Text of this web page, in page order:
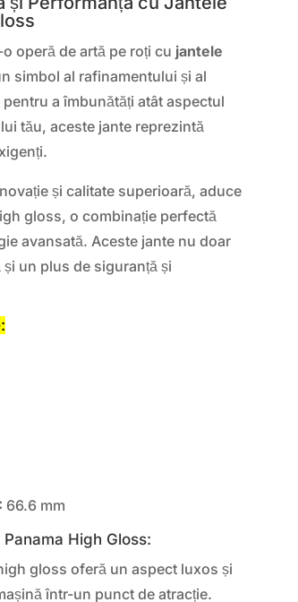
operă de artă pe roți cu jantele
simbol al rafinamentului și al
a îmbunătăți atât aspectul
tău, aceste jante reprezintă
și calitate superioară, aduce
gloss, o combinație perfectă
avansată. Aceste jante nu doar
un plus de siguranță și
66.6 mm
High Gloss:
gloss oferă un aspect luxos și
într-un punct de atracție.